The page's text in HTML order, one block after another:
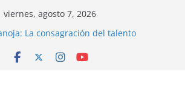
viernes, agosto 7, 2026
La consagración del talento
40 extranjeros continúan como presos